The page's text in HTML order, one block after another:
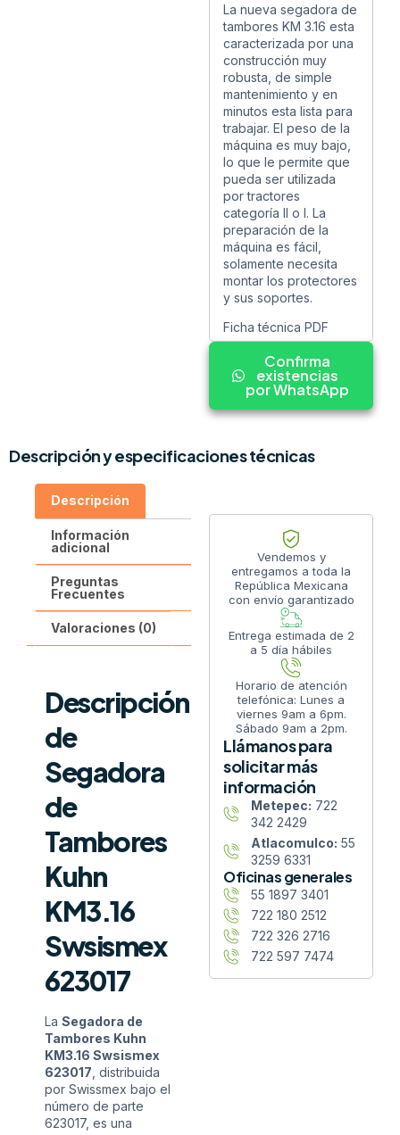
La nueva segadora de
tambores KM 3.16 esta
caracterizada por una
construcción muy
robusta, de simple
mantenimiento y en
minutos esta lista para
trabajar. El peso de la
máquina es muy bajo,
lo que le permite que
pueda ser utilizada
por tractores
categoría II o I. La
preparación de la
máquina es fácil,
solamente necesita
montar los protectores
y sus soportes.
Ficha técnica PDF
Confirma
existencias
por WhatsApp
Descripción y especificaciones técnicas
Descripción
Información
adicional
Preguntas
Frecuentes
Valoraciones (0)
Descripción
de
Segadora
de
Tambores
Kuhn
KM3.16
Swsismex
623017
La Segadora de
Tambores Kuhn
KM3.16 Swsismex
623017 , distribuida
por Swissmex bajo el
número de parte
623017, es una
Vendemos y
entregamos a toda la
República Mexicana
con envío garantizado
Entrega estimada de 2
a 5 día hábiles
Horario de atención
telefónica: Lunes a
viernes 9am a 6pm.
Sábado 9am a 2pm.
Llámanos para
solicitar más
información
Metepec: 722
342 2429
Atlacomulco: 55
3259 6331
Oficinas generales
55 1897 3401
722 180 2512
722 326 2716
722 597 7474